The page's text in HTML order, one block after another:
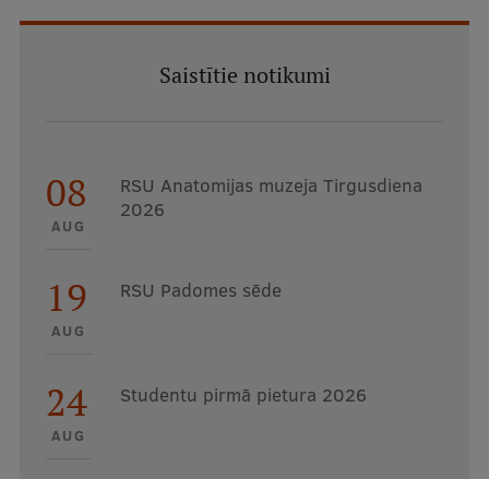
Saistītie notikumi
08
AUG
RSU Anatomijas muzeja Tirgusdiena
2026
19
AUG
RSU Padomes sēde
24
AUG
Studentu pirmā pietura 2026